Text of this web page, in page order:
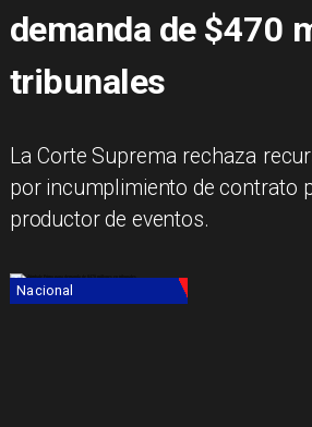
demanda de $470
tribunales
La Corte Suprema rechaza
por incumplimiento de contrato
productor de eventos.
Nacional